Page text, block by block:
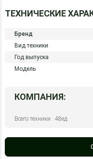
ТЕХНИЧЕСКИЕ
Бренд
Вид техники
Год выпуска
Модель
КОМПАНИЯ:
Всего техники : 48ед.